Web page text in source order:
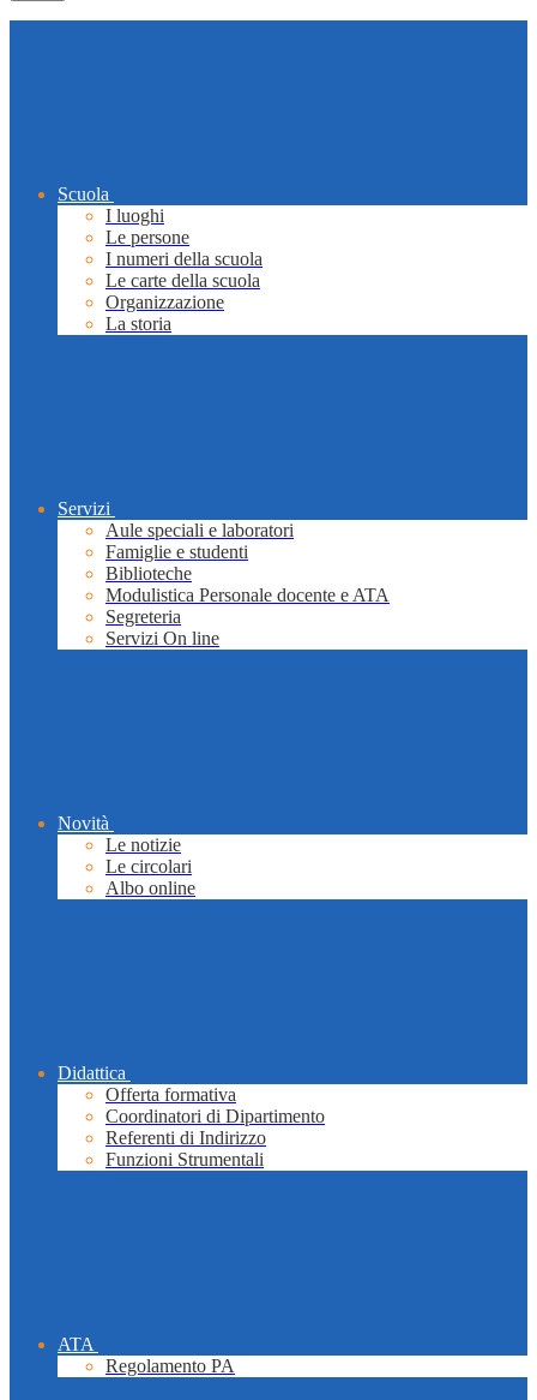
Scuola
I luoghi
Le persone
I numeri della scuola
Le carte della scuola
Organizzazione
La storia
Servizi
Aule speciali e laboratori
Famiglie e studenti
Biblioteche
Modulistica Personale docente e ATA
Segreteria
Servizi On line
Novità
Le notizie
Le circolari
Albo online
Didattica
Offerta formativa
Coordinatori di Dipartimento
Referenti di Indirizzo
Funzioni Strumentali
ATA
Regolamento PA